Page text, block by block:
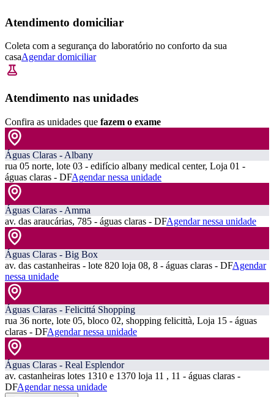
Atendimento domiciliar
Coleta com a segurança do laboratório no conforto da sua
casaAgendar domiciliar
Atendimento nas unidades
Confira as unidades que fazem o exame
Águas Claras - Albany
rua 05 norte, lote 03 - edifício albany medical center, Loja 01 -
águas claras - DFAgendar nessa unidade
Águas Claras - Amma
av. das araucárias, 785 - águas claras - DFAgendar nessa unidade
Águas Claras - Big Box
av. das castanheiras - lote 820 loja 08, 8 - águas claras - DFAgendar
nessa unidade
Águas Claras - Felicittá Shopping
rua 36 norte, lote 05, bloco 02, shopping felicittà, Loja 15 - águas
claras - DFAgendar nessa unidade
Águas Claras - Real Esplendor
av. castanheiras lotes 1310 e 1370 loja 11 , 11 - águas claras -
DFAgendar nessa unidade